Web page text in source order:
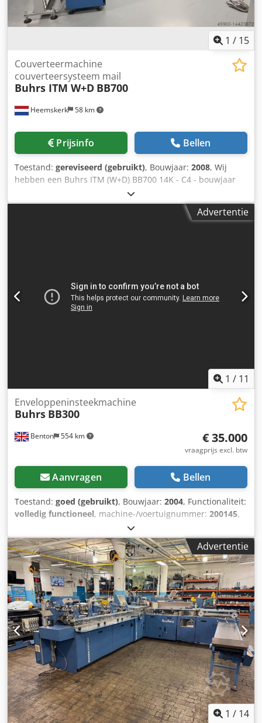
14,000 cycles per hour
1 / 15
Heemskerk 58 km
Couverteermachine
couverteersysteem mail
Buhrs ITM W+D BB700
Prijsinfo Bellen
Toestand: gereviseerd (gebruikt), Bouwjaar: 2008, Wij
hebben een Buhrs ITM (W+D) BB700 14K - C4 - bouwjaar
2008 couverteersysteem beschikbaar. BSC3.0 software!
Systeem heeft compleet onderhoud gehad en staat gereed
in de UMS showroom voor een demo. Machine: - BB700
Meer feeders optioneel mogelijk! Envelop formaten: - min.
105 × 162 mm C6/DL - max. 250 × 353 mm B4 Product
formaten: - min. 80 × 105 mm A6 - max. 229 × 324 mm C4
Advertentie
1 / 11
Benton 554 km
Enveloppeninsteekmachine
Buhrs BB300
€ 35.000
vraagprijs excl. btw
Aanvragen Bellen
Toestand: goed (gebruikt), Bouwjaar: 2004, Functionaliteit:
volledig functioneel, machine-/voertuignummer: 200145,
2004 Buhrs BB300 Couvertineermachine (met Intelmail VAF
front-end) Sr Nr: 200145 8 stationsmodel, momenteel
operationeel met 6 AT25 roterende toevoerapparaten, met
een MTS Sure-feed SE1200 PS/PC op de positie van de
laatste 2 hoppers. Reserve AT25 rotatietoevoerder & AS25
Shuttle feeder inbegrepen. Intelmail VAF front-end volledig
geïntegreerd door Intelmail bij levering in 2004. Buhrs
specificatie: Couverttype: Standaard enveloppen met
venster min. C6 - 114 x 162 mm (No.10) DL - 110 x 220 mm
max. B4 - 250 x 353 mm Kleplengte: max. 55 mm, min. 20
mm Papierkwaliteit (envelop): min. 75 g/m², max. 110 g/m²
Dikte bijlage: max. 9 mm Aanvoerband: min. 150 mm, max.
330 mm Dkodpoyfwgdjfx Amtsr Papierkwaliteit (bijlage):
min. 70 g/m² VAF specificatie: Voedingsvereisten Spanning:
110 - 240 V wisselstroom Frequentie: 50 - 60 Hz Fase: enkel
Vermogen: 200 Watt Thermisch: 170 Joule/s Fysieke
Advertentie
1 / 14